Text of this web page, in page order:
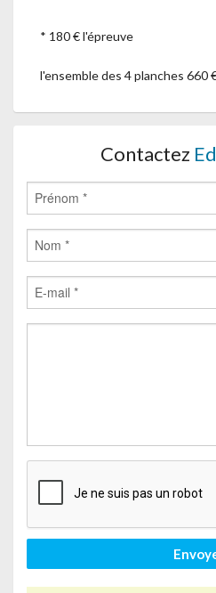
* 180 € l'épreuve
l'ensemble des 4 planches 660
Contactez